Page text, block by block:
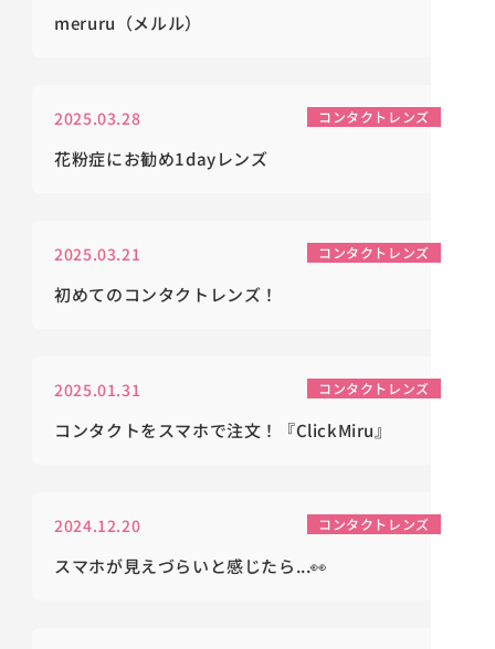
meruru（メルル）
2025.03.28 コンタクトレンズ
花粉症にお勧め1dayレンズ
2025.03.21 コンタクトレンズ
初めてのコンタクトレンズ！
2025.01.31 コンタクトレンズ
コンタクトをスマホで注文！『ClickMiru』
2024.12.20 コンタクトレンズ
スマホが見えづらいと感じたら...👀